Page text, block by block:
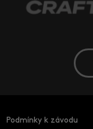
Podmínky k závodu